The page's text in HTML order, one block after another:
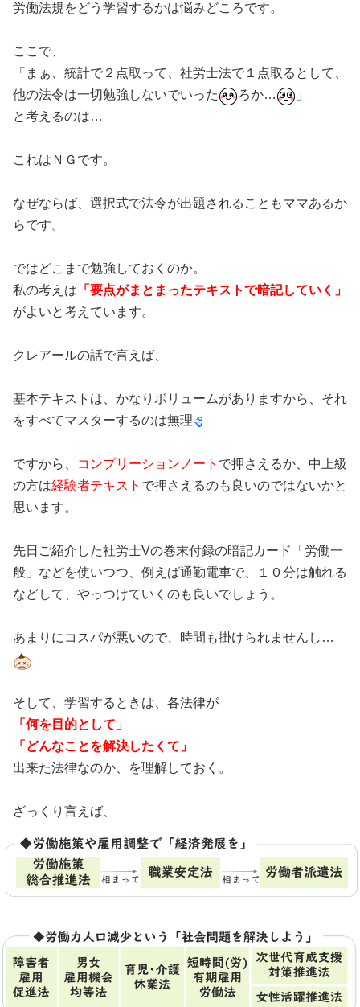
労働法規をどう学習するかは悩みどころです。
ここで、
「まぁ、統計で２点取って、社労士法で１点取るとして、
他の法令は一切勉強しないでいった
ろか…
」
と考えるのは…
これはＮＧです。
なぜならば、選択式で法令が出題されることもママあるか
らです。
ではどこまで勉強しておくのか。
私の考えは 「要点がまとまったテキストで暗記していく」
がよいと考えています。
クレアールの話で言えば、
基本テキストは、かなりボリュームがありますから、それ
をすべてマスターするのは無理
ですから、 コンプリーションノート で押さえるか、中上級
の方は経験者テキスト で押さえるのも良いのではないかと
思います。
先日ご紹介した社労士Vの巻末付録の暗記カード「労働一
般」などを使いつつ、例えば通勤電車で、１０分は触れる
などして、やっつけていくのも良いでしょう。
あまりにコスパが悪いので、時間も掛けられませんし…
そして、学習するときは、各法律が
「何を目的として」
「どんなことを解決したくて」
出来た法律なのか、を理解しておく。
ざっくり言えば、